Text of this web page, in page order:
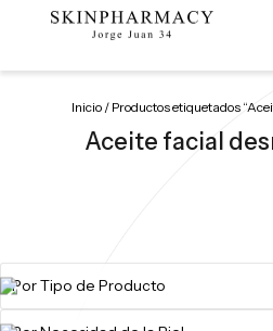
Inicio / Productos etiquetados
Aceite facial